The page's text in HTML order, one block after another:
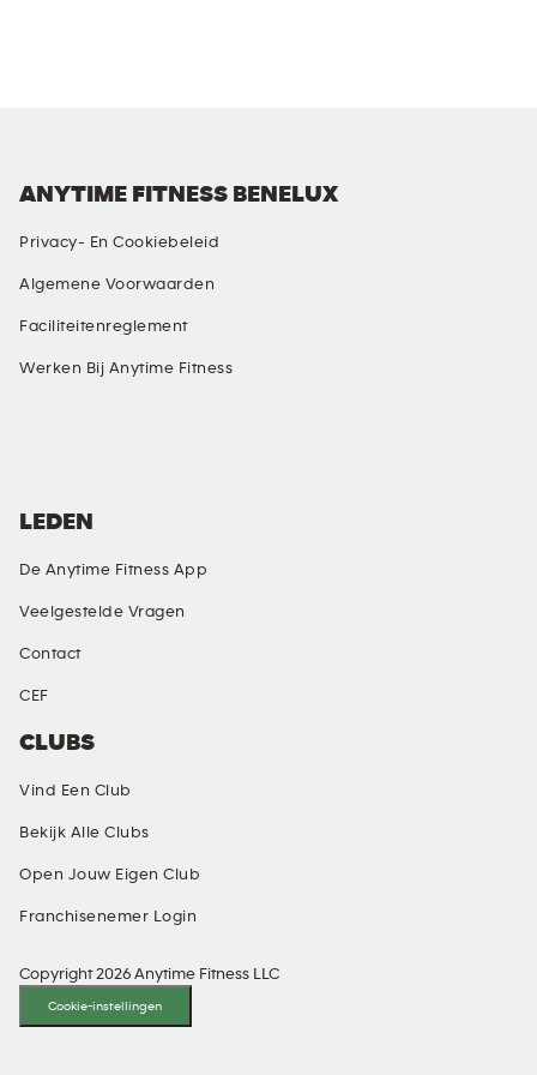
ANYTIME FITNESS BENELUX
Privacy- En Cookiebeleid
Algemene Voorwaarden
Faciliteitenreglement
Werken Bij Anytime Fitness
CLUBS
Vind Een Club
Bekijk Alle Clubs
Open Jouw Eigen Club
Franchisenemer Login
LEDEN
De Anytime Fitness App
Veelgestelde Vragen
Contact
CEF
Copyright 2026 Anytime Fitness LLC
Cookie-instellingen